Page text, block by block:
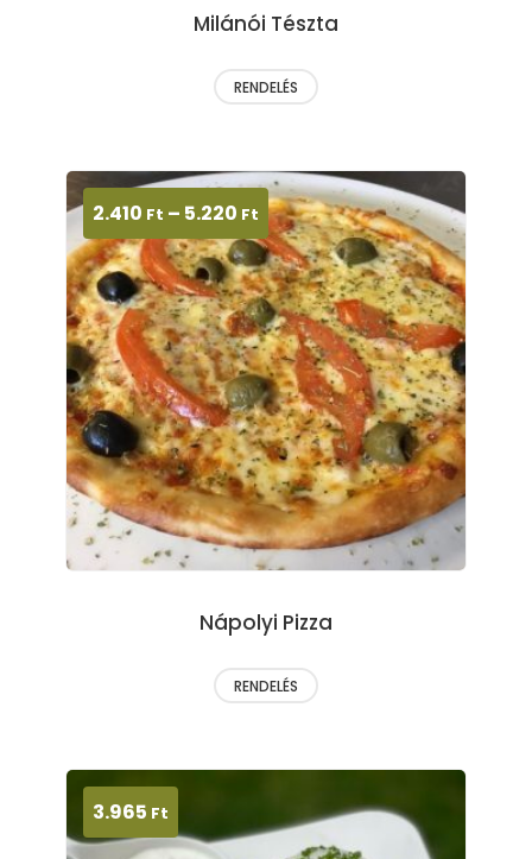
Milánói Tészta
RENDELÉS
Nápolyi Pizza
2.410 Ft – 5.220 Ft
RENDELÉS
3.965 Ft